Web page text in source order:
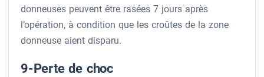
donneuses peuvent être rasées 7 jours après
l’opération, à condition que les croûtes de la zone
donneuse aient disparu.
9-Perte de choc